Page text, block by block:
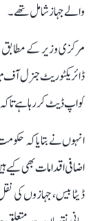
والے جہاز شامل تھے۔
مرکزی وزیر کے
ڈائریکٹوریٹ جنرل آف
کو اپ ڈیٹ کر رہا ہے
انہوں نے بتایا کہ
ڈیٹا بیس، جہازوں کی